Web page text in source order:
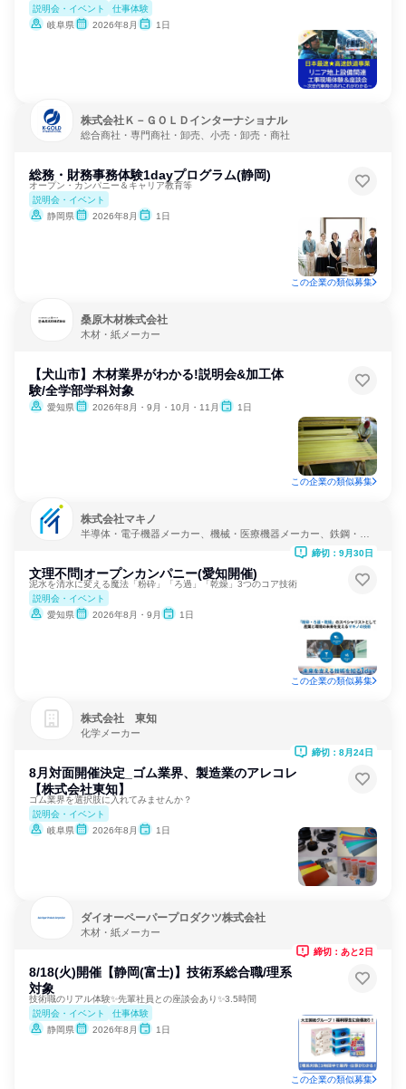
説明会・イベント
仕事体験
岐阜県
2026年8月 1日
株式会社Ｋ－ＧＯＬＤインターナショナル
総合商社・専門商社・卸売、小売・卸売・商社
総務・財務事務体験1dayプログラム(静岡)
オープン・カンパニー＆キャリア教育等
説明会・イベント
静岡県
2026年8月 1日
この企業の類似募集
桑原木材株式会社
木材・紙メーカー
【犬山市】木材業界がわかる!説明会&加工体
験/全学部学科対象
愛知県 2026年8月・9月・10月・11月 1日
この企業の類似募集
株式会社マキノ
半導体・電子機器メーカー、機械・医療機器メーカー、鉄鋼・金
文理不問|オープンカンパニー(愛知開催)
泥水を清水に変える魔法「粉砕」「ろ過」「乾燥」3つのコア技術
説明会・イベント
愛知県
2026年8月・9月 1日
締切：9月30日
この企業の類似募集
株式会社 東知
化学メーカー
8月対面開催決定_ゴム業界、製造業のアレコレ
【株式会社東知】
ゴム業界を選択肢に入れてみませんか？
説明会・イベント
岐阜県
2026年8月 1日
締切：8月24日
ダイオーペーパープロダクツ株式会社
木材・紙メーカー
8/18(火)開催【静岡(富士)】技術系総合職/理系
対象
技術職のリアル体験✨先輩社員との座談会あり✨3.5時間
説明会・イベント
仕事体験
静岡県
2026年8月 1日
締切：あと2日
この企業の類似募集